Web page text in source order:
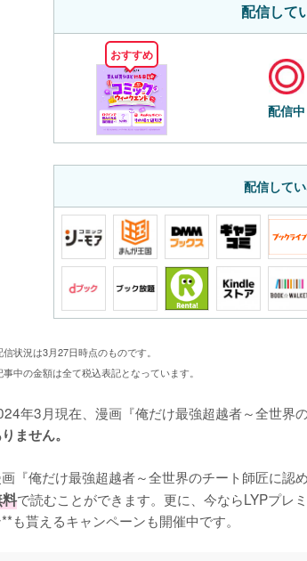
配信して
おすすめ
配信中
配信して
信状況は3月27日時点のものです。
事中の金額は全て税込表記となっています。
年3月現在、漫画『俺だけ最強超越者～全世界
ません。
『俺だけ最強超越者～全世界のチート師匠に認
で読むことができます。更に、今ならLYPプレ
も貰えるキャンペーンも開催中です。